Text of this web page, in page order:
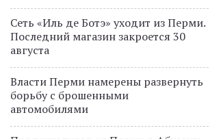
Сеть «Иль де Ботэ» уходит из Перми.
Последний магазин закроется 30
августа
Власти Перми намерены развернуть
борьбу с брошенными
автомобилями